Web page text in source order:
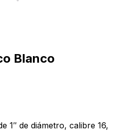
Blanco
1″ de diámetro, calibre 16,